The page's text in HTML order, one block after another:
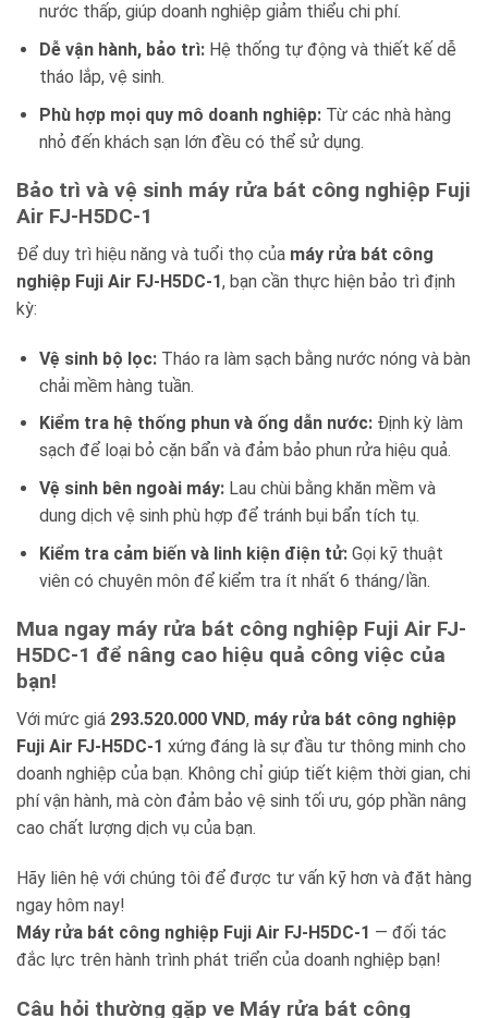
nước thấp, giúp doanh nghiệp giảm thiểu chi phí.
Dễ vận hành, bảo trì:Hệ thống tự động và thiết kế dễ
tháo lắp, vệ sinh.
Phù hợp mọi quy mô doanh nghiệp:Từ các nhà hàng
nhỏ đến khách sạn lớn đều có thể sử dụng.
Bảo trì và vệ sinh máy rửa bát công nghiệp Fuji
Air FJ-H5DC-1
Để duy trì hiệu năng và tuổi thọ của máy rửa bát công
nghiệp Fuji Air FJ-H5DC-1, bạn cần thực hiện bảo trì định
kỳ:
Vệ sinh bộ lọc:Tháo ra làm sạch bằng nước nóng và bàn
chải mềm hàng tuần.
Kiểm tra hệ thống phun và ống dẫn nước:Định kỳ làm
sạch để loại bỏ cặn bẩn và đảm bảo phun rửa hiệu quả.
Vệ sinh bên ngoài máy:Lau chùi bằng khăn mềm và
dung dịch vệ sinh phù hợp để tránh bụi bẩn tích tụ.
Kiểm tra cảm biến và linh kiện điện tử:Gọi kỹ thuật
viên có chuyên môn để kiểm tra ít nhất 6 tháng/lần.
Mua ngay máy rửa bát công nghiệp Fuji Air FJ-
H5DC-1 để nâng cao hiệu quả công việc của
bạn!
Với mức giá 293.520.000 VND, máy rửa bát công nghiệp
Fuji Air FJ-H5DC-1 xứng đáng là sự đầu tư thông minh cho
doanh nghiệp của bạn. Không chỉ giúp tiết kiệm thời gian, chi
phí vận hành, mà còn đảm bảo vệ sinh tối ưu, góp phần nâng
cao chất lượng dịch vụ của bạn.
Hãy liên hệ với chúng tôi để được tư vấn kỹ hơn và đặt hàng
ngay hôm nay!
Máy rửa bát công nghiệp Fuji Air FJ-H5DC-1 — đối tác
đắc lực trên hành trình phát triển của doanh nghiệp bạn!
Câu hỏi thường gặp ve Máy rửa bát công